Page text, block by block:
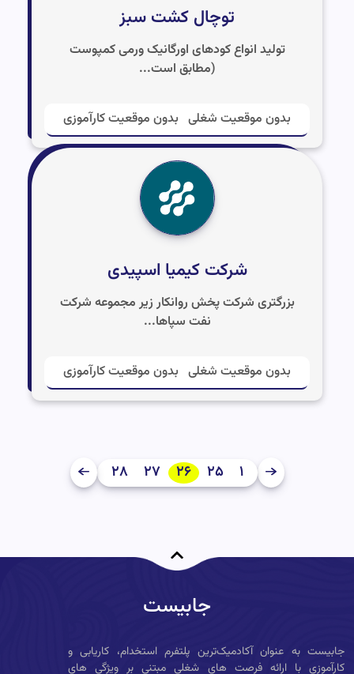
توچال کشت سبز
تولید انواع کودهای اورگانیک ورمی کمپوست
(مطابق است...
بدون موقعیت شغلی بدون موقعیت کارآموزی
شرکت کیمیا اسپیدی
بزرگتری شرکت پخش روانکار زیر مجموعه شرکت
نفت سپاها...
بدون موقعیت شغلی بدون موقعیت کارآموزی
۱ ۲۵ ۲۶ ۲۷ ۲۸
جابیست
جابیست به عنوان آکادمیک‌ترین پلتفرم استخدام، کاریابی و
کارآموزی با ارائه فرصت های شغلی مبتنی بر ویژگی های